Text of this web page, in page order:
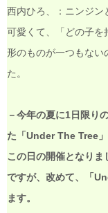
西内ひろ、：ニンジン
可愛くて、「どの子を
形のものが一つもない
た。
－今年の夏に1日限り
た「Under The Tree
この日の開催となりま
ですが、改めて、「
ます。